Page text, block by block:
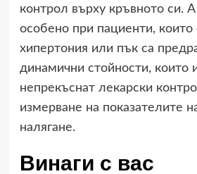
контрол върху кръвното си.
особено при пациенти, които
хипертония или пък са
динамични стойности, които
непрекъснат лекарски
измерване на показателите
налягане.
Винаги с вас